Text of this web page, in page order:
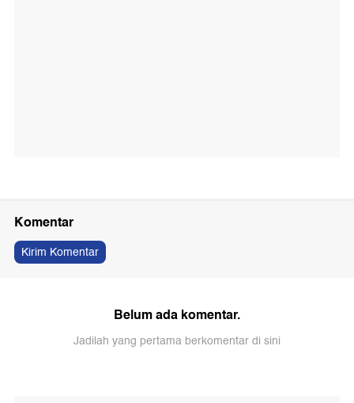
Komentar
Kirim Komentar
Belum ada komentar.
Jadilah yang pertama berkomentar di sini